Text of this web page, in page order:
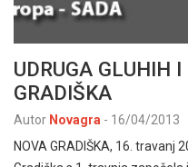
UDRUGA GLUHIH
GRADIŠKA
Autor Novagra - 16/04/2013
NOVA GRADIŠKA, 16. travanj